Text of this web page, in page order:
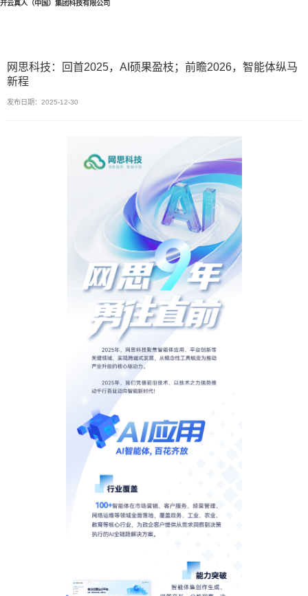
开云真人（中国）集团科技有限公司
网思科技：回首2025，AI硕果盈枝；前瞻2026，智能体纵马
新程
发布日期：2025-12-30